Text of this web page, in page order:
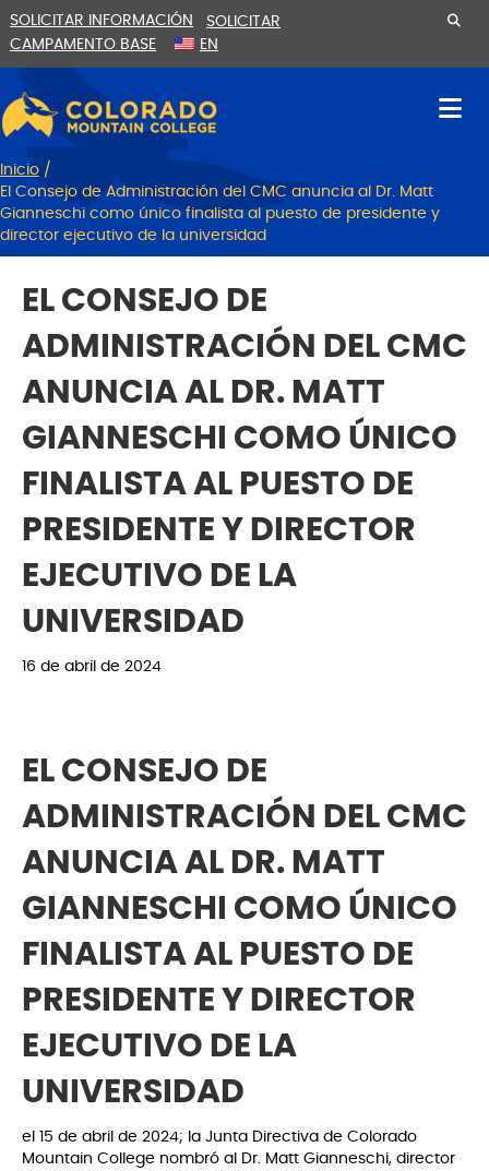
al
contenido
la
navegación
SOLICITAR INFORMACIÓN
SOLICITAR
CAMPAMENTO BASE
EN
Inicio /
El Consejo de Administración del CMC anuncia al Dr. Matt
Gianneschi como único finalista al puesto de presidente y
director ejecutivo de la universidad
EL CONSEJO DE
ADMINISTRACIÓN DEL CMC
ANUNCIA AL DR. MATT
GIANNESCHI COMO ÚNICO
FINALISTA AL PUESTO DE
PRESIDENTE Y DIRECTOR
EJECUTIVO DE LA
UNIVERSIDAD
16 de abril de 2024
EL CONSEJO DE
ADMINISTRACIÓN DEL CMC
ANUNCIA AL DR. MATT
GIANNESCHI COMO ÚNICO
FINALISTA AL PUESTO DE
PRESIDENTE Y DIRECTOR
EJECUTIVO DE LA
UNIVERSIDAD
el 15 de abril de 2024; la Junta Directiva de Colorado
Mountain College nombró al Dr. Matt Gianneschi, director